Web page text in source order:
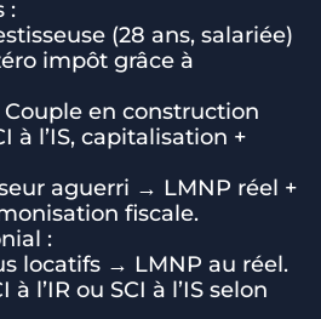
:
(28 ans, salariée)
impôt grâce à
Couple en construction
à l’IS, capitalisation +
aguerri → LMNP réel +
fiscale.
:
locatifs → LMNP au réel.
l’IR ou SCI à l’IS selon